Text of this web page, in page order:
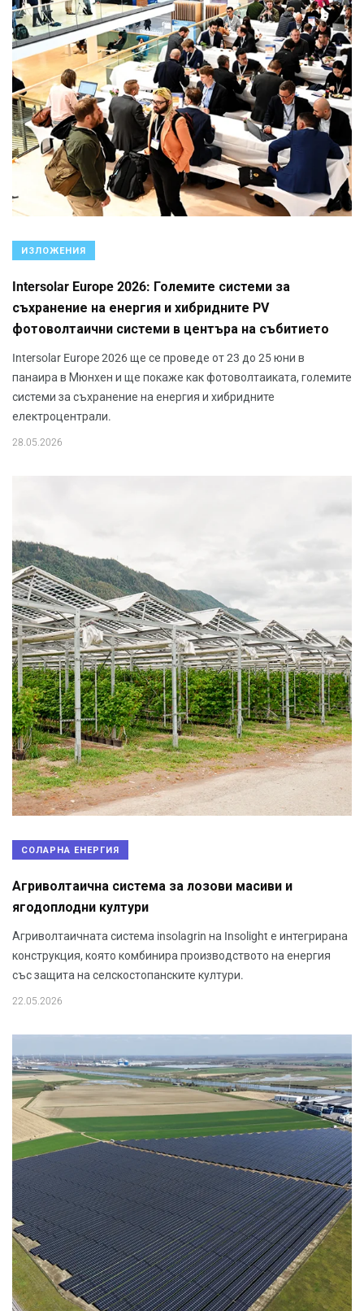
ИЗЛОЖЕНИЯ
Intersolar Europe 2026: Големите системи за
съхранение на енергия и хибридните PV
фотоволтаични системи в центъра на събитието
Intersolar Europe 2026 ще се проведе от 23 до 25 юни в
панаира в Мюнхен и ще покаже как фотоволтаиката, големите
системи за съхранение на енергия и хибридните
електроцентрали.
28.05.2026
СОЛАРНА ЕНЕРГИЯ
Агриволтаична система за лозови масиви и
ягодоплодни култури
Агриволтаичната система insolagrin на Insolight е интегрирана
конструкция, която комбинира производството на енергия
със защита на селскостопанските култури.
22.05.2026